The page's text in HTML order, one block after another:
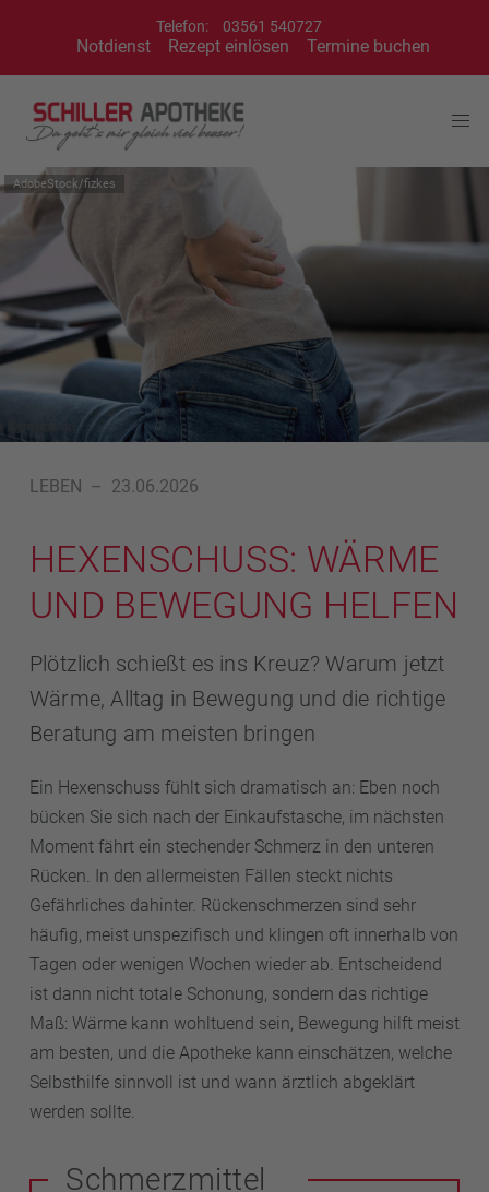
Telefon: 03561 540727
Notdienst Rezept einlösen Termine buchen
AdobeStock/fizkes
LEBEN – 23.06.2026
HEXENSCHUSS: WÄRME
UND BEWEGUNG HELFEN
Plötzlich schießt es ins Kreuz? Warum jetzt
Wärme, Alltag in Bewegung und die richtige
Beratung am meisten bringen
Ein Hexenschuss fühlt sich dramatisch an: Eben noch
bücken Sie sich nach der Einkaufstasche, im nächsten
Moment fährt ein stechender Schmerz in den unteren
Rücken. In den allermeisten Fällen steckt nichts
Gefährliches dahinter. Rückenschmerzen sind sehr
häufig, meist unspezifisch und klingen oft innerhalb von
Tagen oder wenigen Wochen wieder ab. Entscheidend
ist dann nicht totale Schonung, sondern das richtige
Maß: Wärme kann wohltuend sein, Bewegung hilft meist
am besten, und die Apotheke kann einschätzen, welche
Selbsthilfe sinnvoll ist und wann ärztlich abgeklärt
werden sollte.
Schmerzmittel